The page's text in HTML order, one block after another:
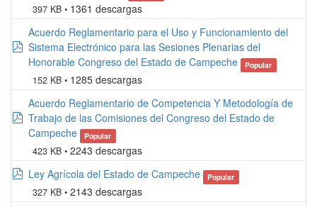
397 KB 1361 descargas
pdf
Acuerdo Reglamentario para el Uso y Funcionamiento del
Sistema Electrónico para las Sesiones Plenarias del
Honorable Congreso del Estado de Campeche
Popular
152 KB 1285 descargas
pdf
Acuerdo Reglamentario de Competencia Y Metodología de
Trabajo de las Comisiones del Congreso del Estado de
Campeche
Popular
423 KB
2243 descargas
pdf
Ley Agrícola del Estado de Campeche Popular
327 KB 2143 descargas